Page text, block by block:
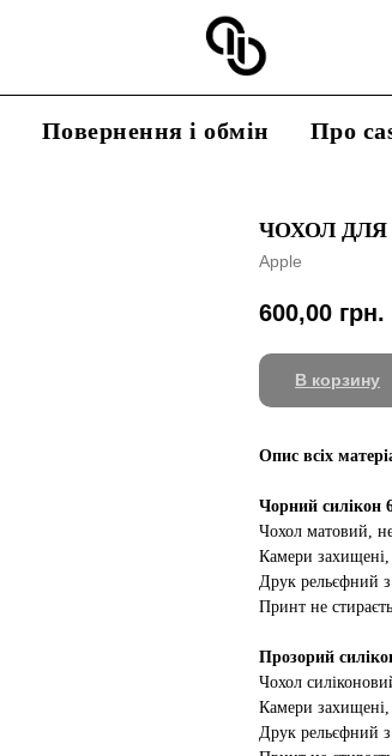
Повернення і обмін Про
ЧОХОЛ ДЛЯ
Apple
600,00 грн.
В корзину
Опис всіх
Чорний силікон
Чохол матовий,
Камери
Друк рельєфний
Принт не
Прозорий
Чохол
Камери
Друк рельєфний